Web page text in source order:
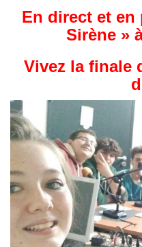
En direct et
Sirène »
Vivez la finale